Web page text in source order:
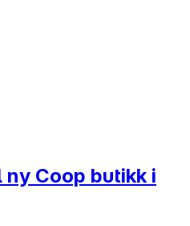
ny Coop butikk i